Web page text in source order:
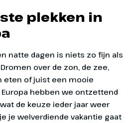
plekken in
natte dagen is niets zo fijn als
over de zon, de zee,
eten of juist een mooie
hebben we ontzettend
de keuze ieder jaar weer
je welverdiende vakantie gaat